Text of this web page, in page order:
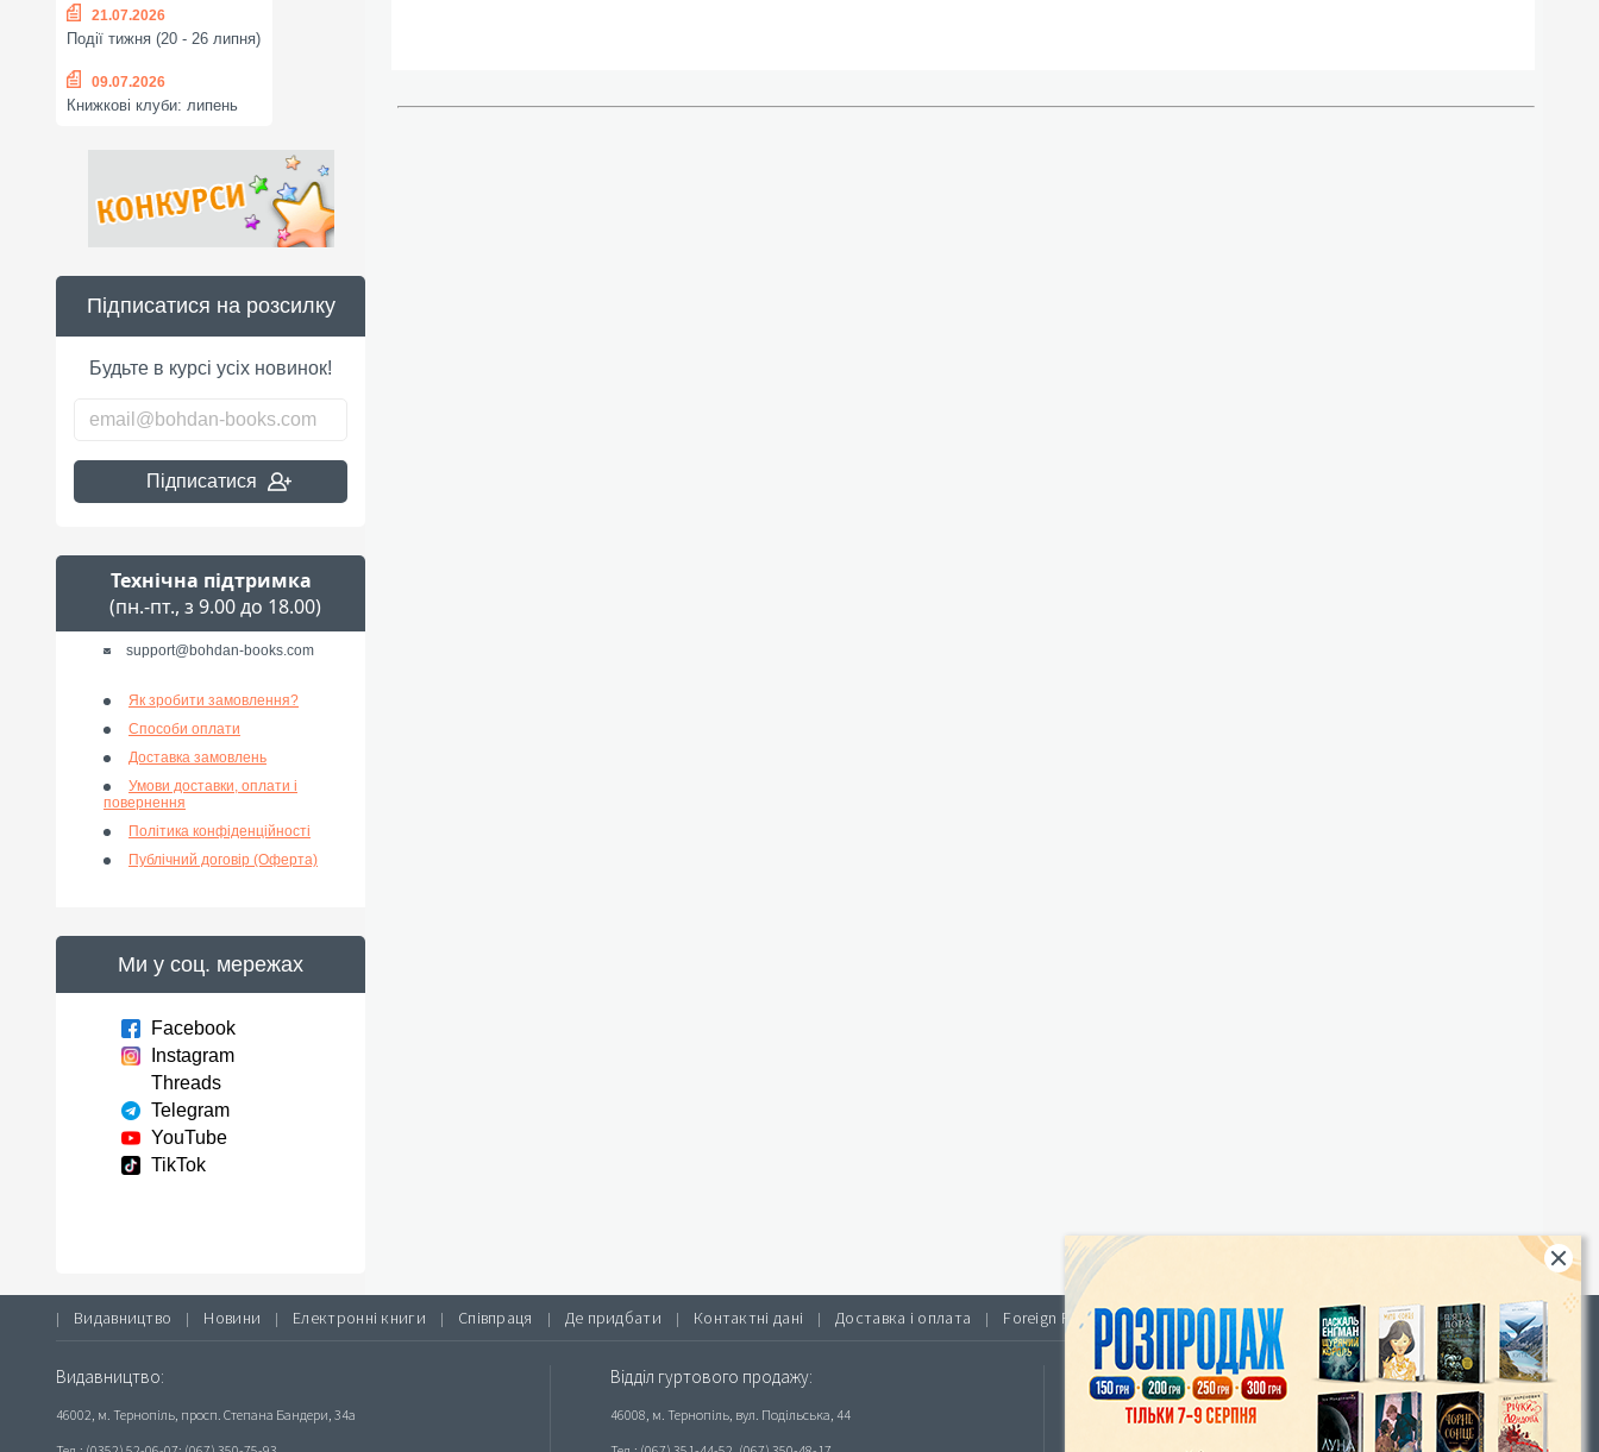
21.07.2026
Події тижня (20 - 26 липня)
09.07.2026
Книжкові клуби: липень
Підписатися на розсилку
Будьте в курсі усіх новинок!
Підписатися
Технічна підтримка
(пн.-пт., з 9.00 до 18.00)
support@bohdan-books.com
Як зробити замовлення?
Способи оплати
Доставка замовлень
Умови доставки, оплати і
повернення
Політика конфіденційності
Публічний договір (Оферта)
Ми у соц. мережах
Facebook
Instagram
Threads
Telegram
YouTube
TikTok
| Видавництво | Новини | Електронні книги | Співпраця | Де придбати | Контактні дані | Доставка і оплата | Foreign Rights |
Видавництво:
46002, м. Тернопіль, просп. Степана Бандери, 34а
Відділ гуртового продажу:
46008, м. Тернопіль, вул. Подільська, 44
Інтернет-магазин «Видавництво Богдан»:
46018, м. Тернопіль, А/С 529